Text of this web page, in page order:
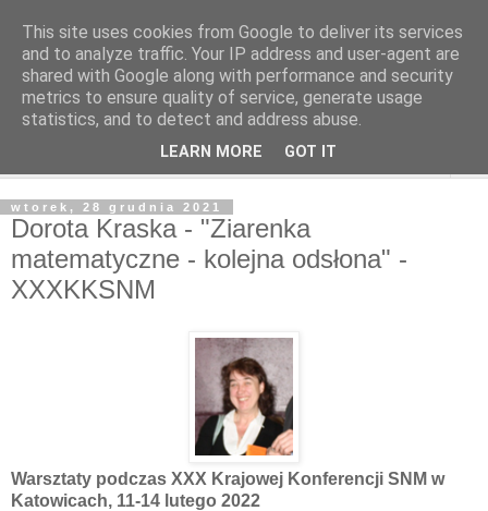
wtorek, 28 grudnia 2021
Dorota Kraska - "Ziarenka
matematyczne - kolejna odsłona" -
XXXKKSNM
Warsztaty podczas XXX Krajowej Konferencji SNM w
Katowicach, 11-14 lutego 2022
This site uses cookies from Google to deliver its services
and to analyze traffic. Your IP address and user-agent are
shared with Google along with performance and security
metrics to ensure quality of service, generate usage
statistics, and to detect and address abuse.
LEARN MORE GOT IT